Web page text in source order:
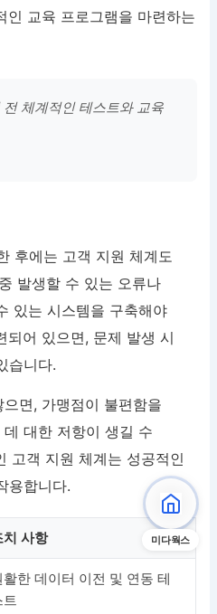
인 교육 프로그램을 마련하는
체계적인 테스트와 교육
후에는 고객 지원 체계도
발생할 수 있는 오류나
있는 시스템을 구축해야
되어 있으면, 문제 발생 시
습니다.
면, 가맹점이 불편함을
대한 저항이 생길 수
고객 지원 체계는 성공적인
용합니다.
치 사항
활한 데이터 이전 및 연동 테
트
미다웍스